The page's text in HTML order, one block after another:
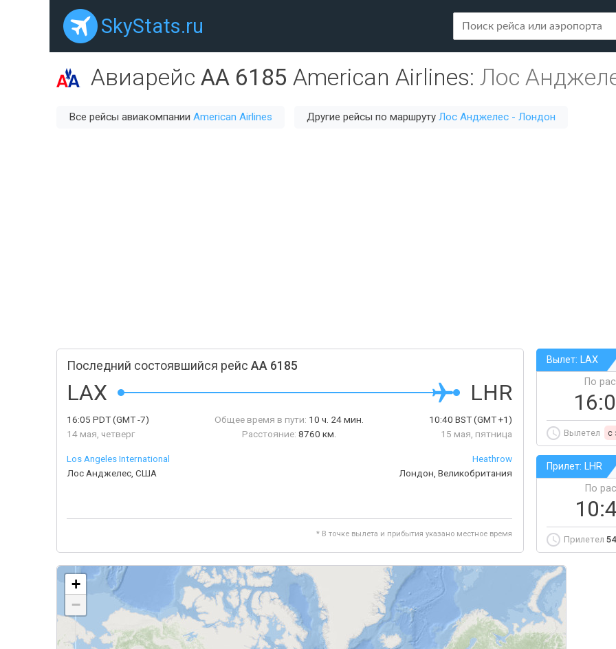
SkyStats.ru
Авиарейс AA 6185 American Airlines: Лос
Все рейсы авиакомпании American Airlines Другие рейсы по маршруту Лос Анджелес - Лондон
Последний состоявшийся рейс AA 6185
LAX LHR
16:05 PDT(GMT -7)
14 мая, четверг
Общее время в пути: 10 ч. 24 мин.
Расстояние: 8760 км.
10:40 BST(GMT +1)
15 мая, пятница
Los Angeles International
Лос Анджелес, США
Heathrow
Лондон, Великобритания
* В точке вылета и прибытия указано местное время
Вылет: LAX
По
Вылетел c
Прилет: LHR
По
Прилетел
+
−